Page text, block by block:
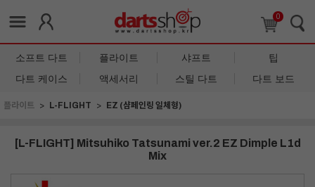
0
소프트 다트 플라이트 샤프트
팁
다트 케이스
액세서리 스틸 다트 다트 보드
플라이트 L-FLIGHT EZ (샴페인링 일체형)
[L-FLIGHT] Mitsuhiko Tatsunami ver.2 EZ Dimple L1d
Mix